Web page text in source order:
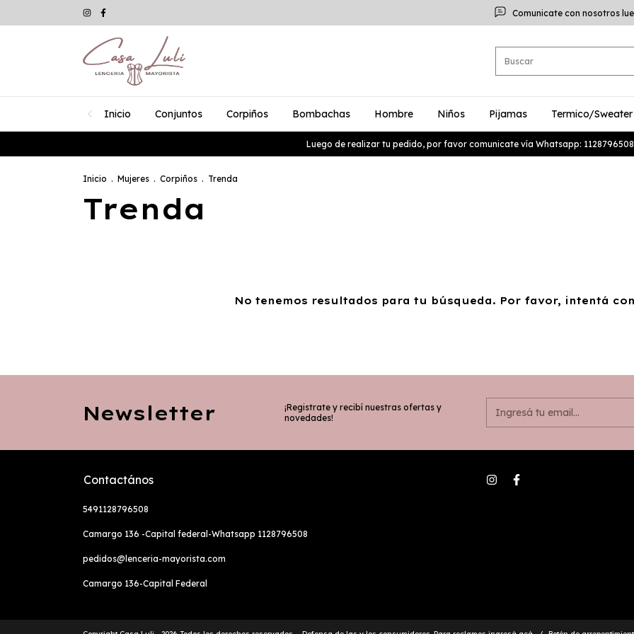
Comunicate con nosotros
Inicio Conjuntos Corpiños Bombachas Hombre Niños Pijamas Termico/Sweater
Luego de realizar tu pedido, por favor comunicate vía Whatsapp:
Inicio . Mujeres . Corpiños . Trenda
Trenda
No tenemos resultados para tu búsqueda. Por favor, intentá
Newsletter
¡Registrate y recibí nuestras ofertas y
novedades!
Contactános
5491128796508
Camargo 136 -Capital federal-Whatsapp 1128796508
pedidos@lenceria-mayorista.com
Camargo 136-Capital Federal